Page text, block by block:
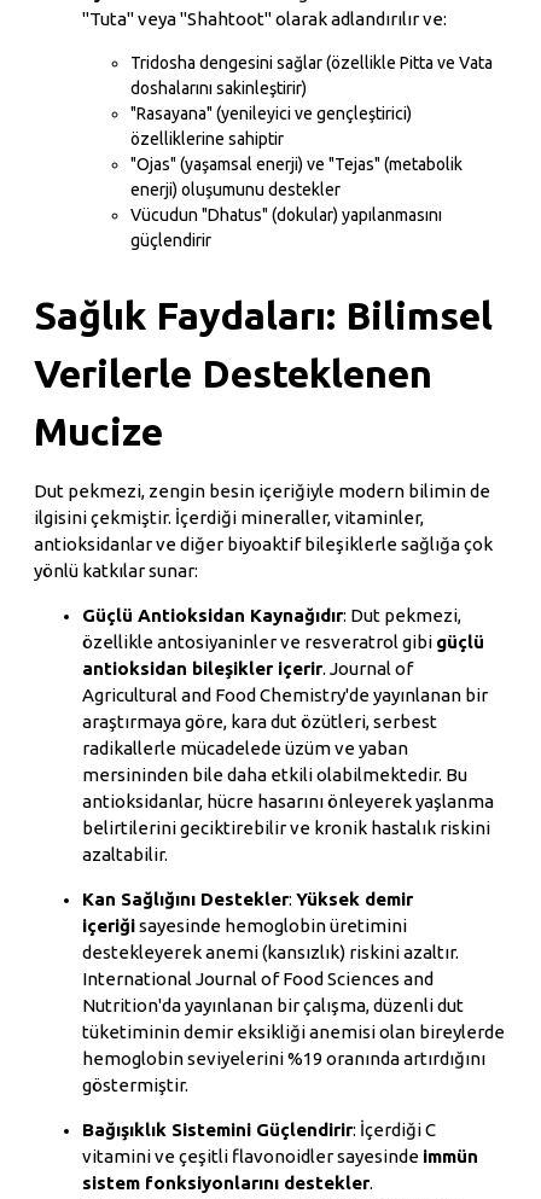
"Tuta" veya "Shahtoot" olarak adlandırılır ve:
Tridosha dengesini sağlar (özellikle Pitta ve Vata
doshalarını sakinleştirir)
"Rasayana" (yenileyici ve gençleştirici)
özelliklerine sahiptir
"Ojas" (yaşamsal enerji) ve "Tejas" (metabolik
enerji) oluşumunu destekler
Vücudun "Dhatus" (dokular) yapılanmasını
güçlendirir
Sağlık Faydaları: Bilimsel
Verilerle Desteklenen
Mucize
Dut pekmezi, zengin besin içeriğiyle modern bilimin de
ilgisini çekmiştir. İçerdiği mineraller, vitaminler,
antioksidanlar ve diğer biyoaktif bileşiklerle sağlığa çok
yönlü katkılar sunar:
Güçlü Antioksidan Kaynağıdır: Dut pekmezi,
özellikle antosiyaninler ve resveratrol gibi güçlü
antioksidan bileşikler içerir. Journal of
Agricultural and Food Chemistry'de yayınlanan bir
araştırmaya göre, kara dut özütleri, serbest
radikallerle mücadelede üzüm ve yaban
mersininden bile daha etkili olabilmektedir. Bu
antioksidanlar, hücre hasarını önleyerek yaşlanma
belirtilerini geciktirebilir ve kronik hastalık riskini
azaltabilir.
Kan Sağlığını Destekler: Yüksek demir
içeriğisayesinde hemoglobin üretimini
destekleyerek anemi (kansızlık) riskini azaltır.
International Journal of Food Sciences and
Nutrition'da yayınlanan bir çalışma, düzenli dut
tüketiminin demir eksikliği anemisi olan bireylerde
hemoglobin seviyelerini %19 oranında artırdığını
göstermiştir.
Bağışıklık Sistemini Güçlendirir: İçerdiği C
vitamini ve çeşitli flavonoidler sayesinde immün
sistem fonksiyonlarını destekler.